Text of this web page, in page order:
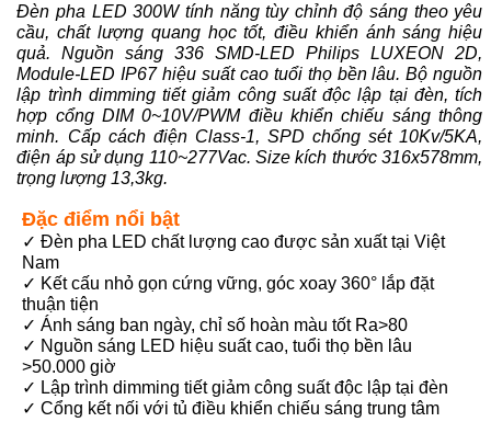
Đèn pha LED 300W tính năng tùy chỉnh độ sáng theo yêu
cầu, chất lượng quang học tốt, điều khiển ánh sáng hiệu
quả. Nguồn sáng 336 SMD-LED Philips LUXEON 2D,
Module-LED IP67 hiệu suất cao tuổi thọ bền lâu. Bộ nguồn
lập trình dimming tiết giảm công suất độc lập tại đèn, tích
hợp cổng DIM 0~10V/PWM điều khiển chiếu sáng thông
minh. Cấp cách điện Class-1, SPD chống sét 10Kv/5KA,
điện áp sử dụng 110~277Vac. Size kích thước 316x578mm,
trọng lượng 13,3kg.
Đặc điểm nổi bật
✓ Đèn pha LED chất lượng cao được sản xuất tại Việt
Nam
✓ Kết cấu nhỏ gọn cứng vững, góc xoay 360° lắp đặt
thuận tiện
✓ Ánh sáng ban ngày, chỉ số hoàn màu tốt Ra>80
✓ Nguồn sáng LED hiệu suất cao, tuổi thọ bền lâu
>50.000 giờ
✓ Lập trình dimming tiết giảm công suất độc lập tại đèn
✓ Cổng kết nối với tủ điều khiển chiếu sáng trung tâm